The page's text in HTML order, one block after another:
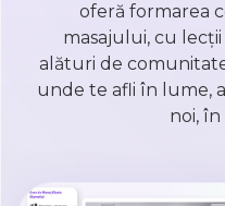
oferă formarea
masajului, cu
alături de
unde te afli în lume,
noi,